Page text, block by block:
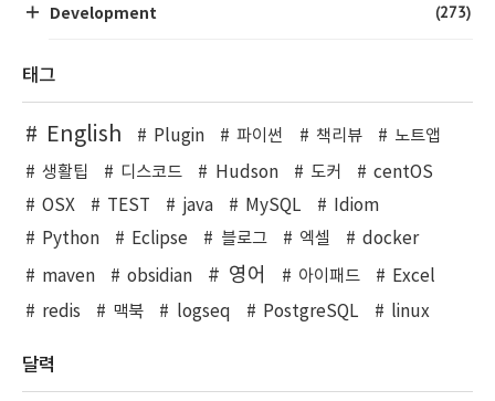
Development (273)
태그
English Plugin 파이썬 책리뷰
노트앱
생활팁
디스코드 Hudson 도커
centOS
OSX
TEST java MySQL
Idiom
Python
Eclipse 블로그 엑셀
docker
maven
obsidian 영어 아이패드
Excel
redis
맥북 logseq PostgreSQL linux
달력